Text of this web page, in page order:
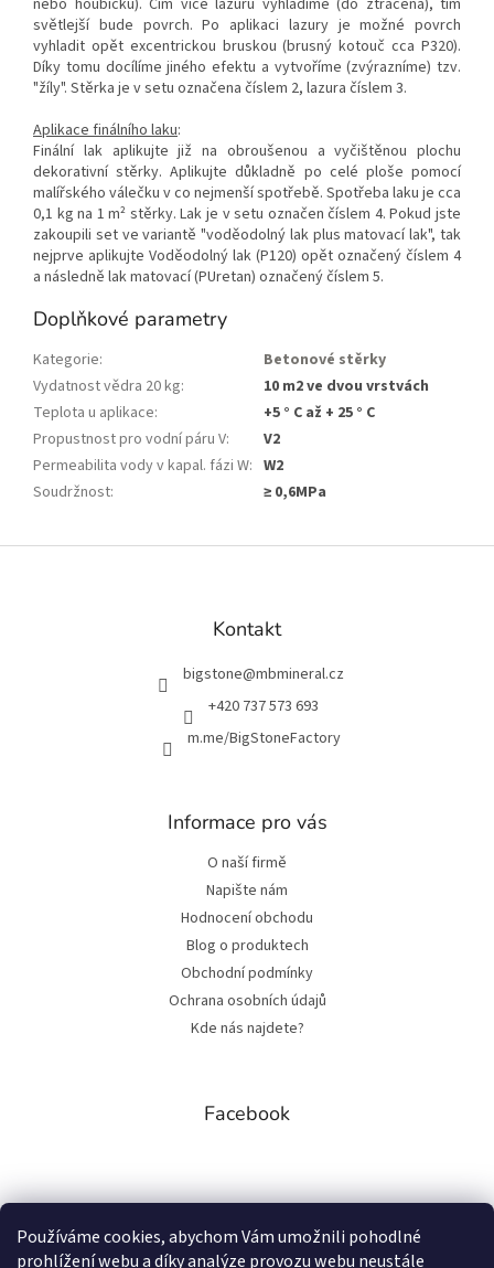
Používáme cookies, abychom Vám umožnili pohodlné
prohlížení webu a díky analýze provozu webu neustále
světlejší bude povrch. Po aplikaci lazury je možné povrch
vyhladit opět excentrickou bruskou (brusný kotouč cca P320).
Díky tomu docílíme jiného efektu a vytvoříme (zvýrazníme) tzv.
"žíly". Stěrka je v setu označena číslem 2, lazura číslem 3.
Aplikace finálního laku:
Finální lak aplikujte již na obroušenou a vyčištěnou plochu
dekorativní stěrky. Aplikujte důkladně po celé ploše pomocí
malířského válečku v co nejmenší spotřebě. Spotřeba laku je cca
0,1 kg na 1 m² stěrky. Lak je v setu označen číslem 4. Pokud jste
zakoupili set ve variantě "voděodolný lak plus matovací lak", tak
nejprve aplikujte Voděodolný lak (P120) opět označený číslem 4
a následně lak matovací (PUretan) označený číslem 5.
Doplňkové parametry
Kategorie:
Betonové stěrky
Vydatnost vědra 20 kg:
10 m2 ve dvou vrstvách
Teplota u aplikace:
+5 ° C až + 25 ° C
Propustnost pro vodní páru V:
V2
Permeabilita vody v kapal. fázi W: W2
Soudržnost: ≥ 0,6MPa
Z
Kontakt
bigstone@mbmineral.cz
+420 737 573 693
m.me/BigStoneFactory
Informace pro vás
O naší firmě
Napište nám
Hodnocení obchodu
Blog o produktech
Obchodní podmínky
Ochrana osobních údajů
Kde nás najdete?
Facebook